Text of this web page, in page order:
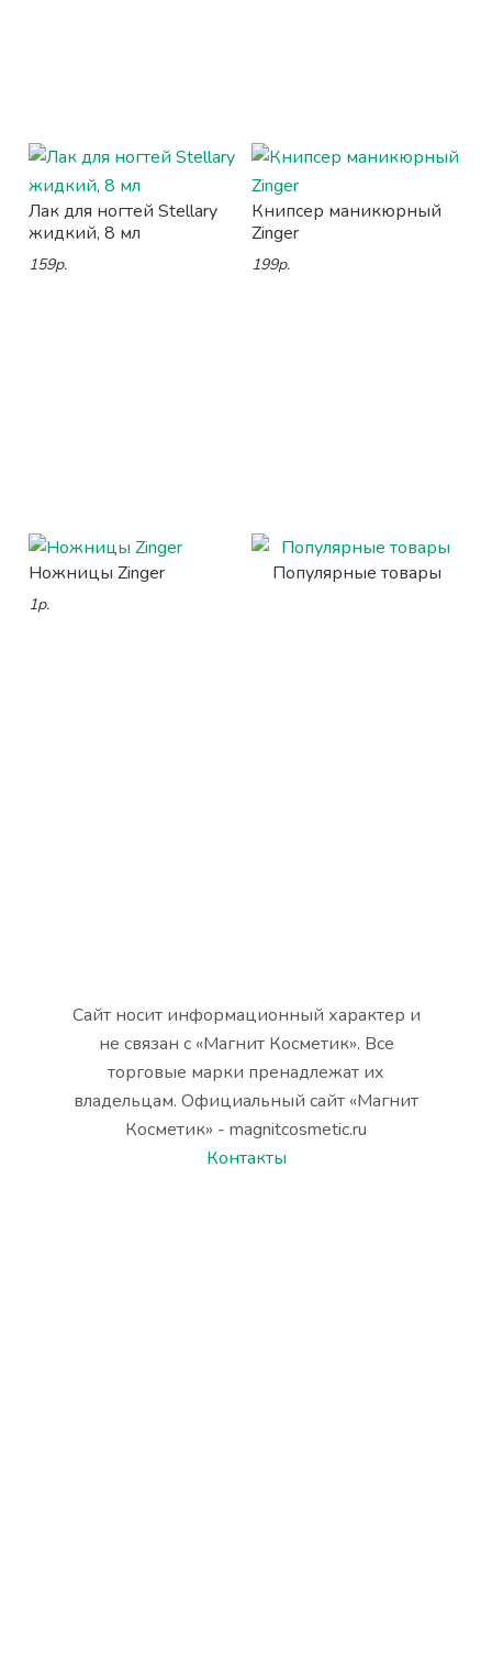
Лак для ногтей Stellary
жидкий, 8 мл
159р.
Книпсер маникюрный
Zinger
199р.
Ножницы Zinger
1р.
Популярные товары
Сайт носит информационный характер и
не связан с «Магнит Косметик». Все
торговые марки пренадлежат их
владельцам. Официальный сайт «Магнит
Косметик» - magnitcosmetic.ru
Контакты